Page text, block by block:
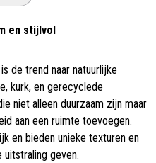
en stijlvol
de trend naar natuurlijke
kurk, en gerecyclede
niet alleen duurzaam zijn maar
aan een ruimte toevoegen.
en bieden unieke texturen en
uitstraling geven.